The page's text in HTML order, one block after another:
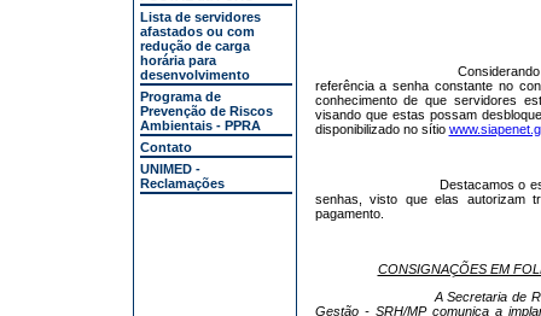
Lista de servidores
afastados ou com
redução de carga
horária para
desenvolvimento
Programa de
Prevenção de Riscos
Ambientais - PPRA
Contato
UNIMED -
Reclamações
referência a senha constante no
conhecimento de que servidores
visando que estas possam
disponibilizado no sítio
Destacamos o
senhas, visto que elas autorizam
pagamento.
CONSIGNAÇÕES EM
A Secretaria de
Gestão - SRH/MP comunica a